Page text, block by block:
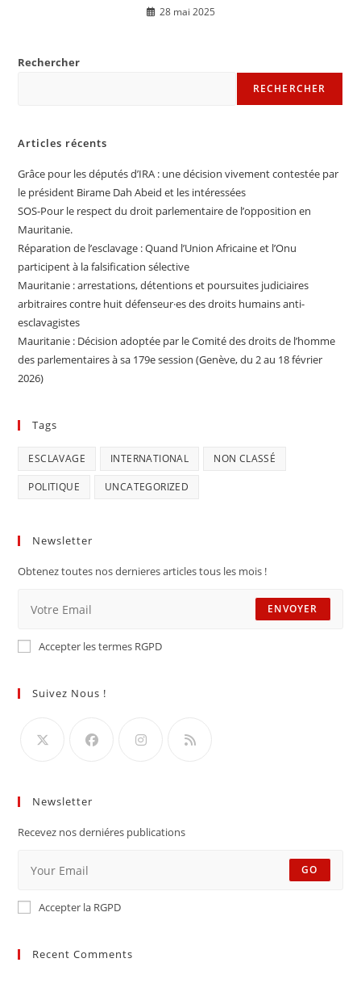
28 mai 2025
Rechercher
RECHERCHER
Articles récents
Grâce pour les députés d’IRA : une décision vivement contestée par
le président Birame Dah Abeid et les intéressées
SOS-Pour le respect du droit parlementaire de l’opposition en
Mauritanie.
Réparation de l’esclavage : Quand l’Union Africaine et l’Onu
participent à la falsification sélective
Mauritanie : arrestations, détentions et poursuites judiciaires
arbitraires contre huit défenseur·es des droits humains anti-
esclavagistes
Mauritanie : Décision adoptée par le Comité des droits de l’homme
des parlementaires à sa 179e session (Genève, du 2 au 18 février
2026)
Tags
ESCLAVAGE INTERNATIONAL NON CLASSÉ
POLITIQUE UNCATEGORIZED
Newsletter
Obtenez toutes nos dernieres articles tous les mois !
ENVOYER
Accepter les termes RGPD
Suivez Nous !
Newsletter
Recevez nos derniéres publications
GO
Accepter la RGPD
Recent Comments